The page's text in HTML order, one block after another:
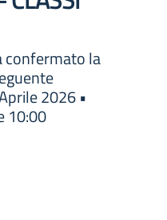
confermato la
2026 •
10:00